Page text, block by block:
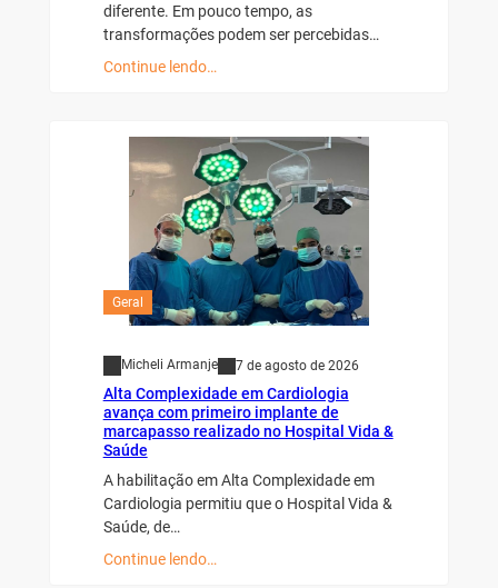
diferente. Em pouco tempo, as
transformações podem ser percebidas…
Continue lendo…
Geral
Micheli Armanje 7 de agosto de 2026
Alta Complexidade em Cardiologia
avança com primeiro implante de
marcapasso realizado no Hospital Vida &
Saúde
A habilitação em Alta Complexidade em
Cardiologia permitiu que o Hospital Vida &
Saúde, de…
Continue lendo…